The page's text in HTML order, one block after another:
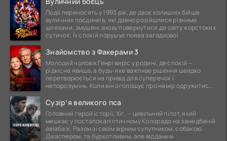
Події переносять у 1993 рік, де двоє колишніх бійців
вуличних поєдинків, які давно розійшлися різними
шляхами, змушені знову повернутися до світу жорстоких
сутичок. Їх спокій порушує поява загадкової
Знайомство з Факерами 3
Молодий чоловік Генрі виріс у родині, де спокій —
рідкісне явище, а будь-яке важливе рішення швидко
перетворюється на привід для суперечок і
непорозумінь. Коли він оголошує про намір одружитися,
Сузір’я великого пса
Головний герой історії, Хіг, — цивільний пілот, який
мешкає у постапокаліптичному Колорадо на занедбаній
авіабазі. Разом зі своїм вірним супутником, собакою
Джаспером, та буркотливим, але відданим